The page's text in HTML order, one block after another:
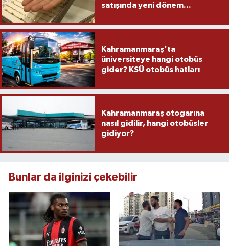
satışında yeni dönem...
Kahramanmaraş'ta
üniversiteye hangi otobüs
gider? KSÜ otobüs hatları
Kahramanmaraş otogarına
nasıl gidilir, hangi otobüsler
gidiyor?
Bunlar da ilginizi çekebilir